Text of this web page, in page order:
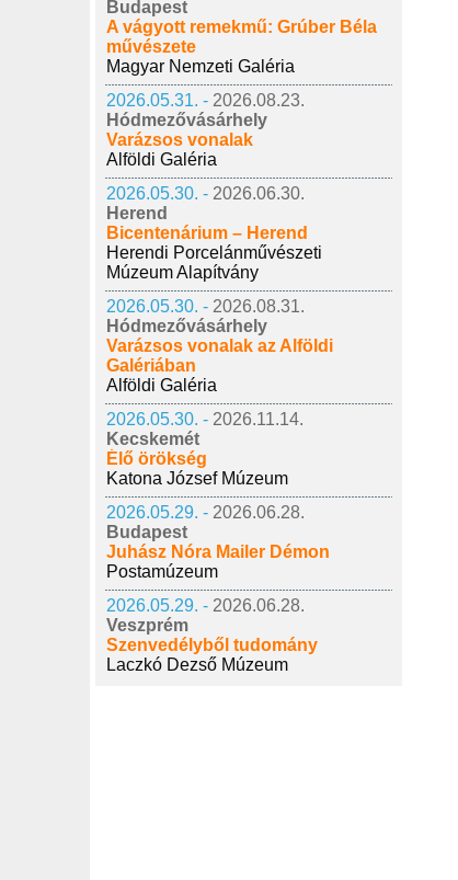
Budapest
A vágyott remekmű: Grúber Béla
művészete
Magyar Nemzeti Galéria
2026.05.31. - 2026.08.23.
Hódmezővásárhely
Varázsos vonalak
Alföldi Galéria
2026.05.30. - 2026.06.30.
Herend
Bicentenárium – Herend
Herendi Porcelánművészeti
Múzeum Alapítvány
2026.05.30. - 2026.08.31.
Hódmezővásárhely
Varázsos vonalak az Alföldi
Galériában
Alföldi Galéria
2026.05.30. - 2026.11.14.
Kecskemét
Élő örökség
Katona József Múzeum
2026.05.29. - 2026.06.28.
Budapest
Juhász Nóra Mailer Démon
Postamúzeum
2026.05.29. - 2026.06.28.
Veszprém
Szenvedélyből tudomány
Laczkó Dezső Múzeum